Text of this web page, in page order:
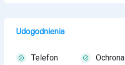
Udogodnienia
Telefon Ochrona